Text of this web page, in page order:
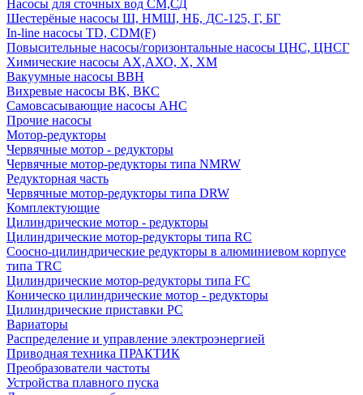
Насосы для сточных вод СМ,СД
Шестерёные насосы Ш, НМШ, НБ, ДС-125, Г, БГ
In-line насосы TD, CDM(F)
Повысительные насосы/горизонтальные насосы ЦНС, ЦНСГ
Химические насосы АХ,АХО, Х, ХМ
Вакуумные насосы ВВН
Вихревые насосы ВК, ВКС
Самовсасывающие насосы АНС
Прочие насосы
Мотор-редукторы
Червячные мотор - редукторы
Червячные мотор-редукторы типа NMRW
Редукторная часть
Червячные мотор-редукторы типа DRW
Комплектующие
Цилиндрические мотор - редукторы
Цилиндрические мотор-редукторы типа RC
Соосно-цилиндрические редукторы в алюминиевом корпусе
типа TRC
Цилиндрические мотор-редукторы типа FC
Коническо цилиндрические мотор - редукторы
Цилиндрические приставки PC
Вариаторы
Распределение и управление электроэнергией
Приводная техника ПРАКТИК
Преобразователи частоты
Устройства плавного пуска